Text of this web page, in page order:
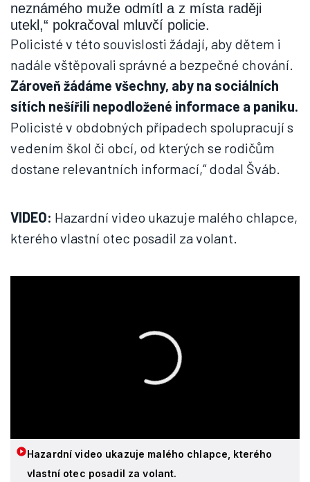
neznámého muže odmítl a z místa raději
utekl,“ pokračoval mluvčí policie.
Policisté v této souvislosti žádají, aby dětem i
nadále vštěpovali správné a bezpečné chování.
Zároveň žádáme všechny, aby na sociálních
sítích nešířili nepodložené informace a paniku.
Policisté v obdobných případech spolupracují s
vedením škol či obcí, od kterých se rodičům
dostane relevantních informací,“ dodal Šváb.
VIDEO: Hazardní video ukazuje malého chlapce,
kterého vlastní otec posadil za volant.
Hazardní video ukazuje malého chlapce, kterého
vlastní otec posadil za volant.